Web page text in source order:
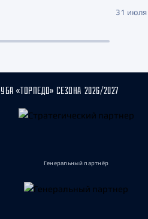
31 июля
«ТОРПЕДО» СЕЗОНА 2026/2027
Генеральный партнёр